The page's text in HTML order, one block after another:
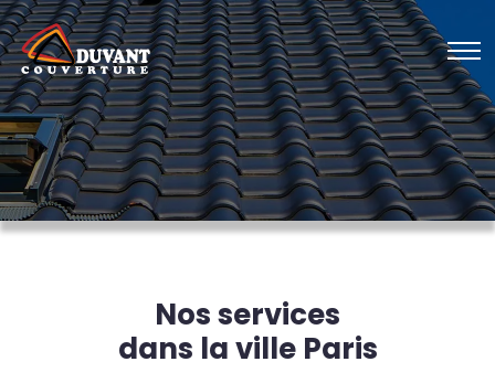
Nos services
dans la ville Paris